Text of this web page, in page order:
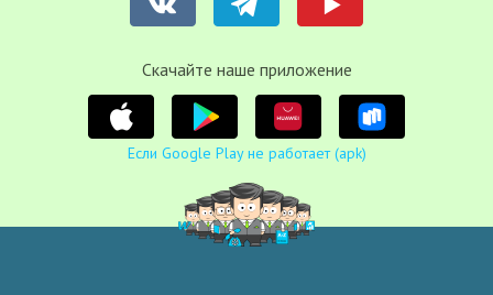
Cкачайте наше приложение
Если Google Play не работает (apk)